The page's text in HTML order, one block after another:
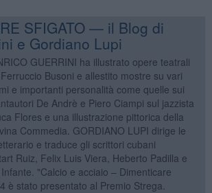
SFIGATO — il Blog di
e Gordiano Lupi
GUERRINI ha illustrato opere teatrali
Busoni e allestito mostre su vari
e importanti personalità come quelle sui
De Andrè e Piero Ciampi sul jazzista
Flores e una illustrazione pittorica della
Commedia. GORDIANO LUPI dirige le
e traduce gli scrittori cubani
Ruiz, Felix Luis Viera, Heberto Padilla e
"Calcio e acciaio – Dimenticare
è stato presentato al Premio Strega.